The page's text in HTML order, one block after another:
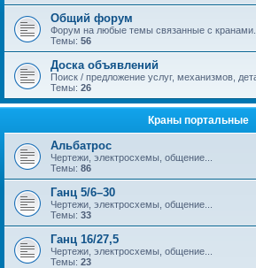
Общий форум
Форум на любые темы связанные с кранами.
Темы: 56
Доска объявлений
Поиск / предложение услуг, механизмов,
Темы: 26
Краны портальные
Альбатрос
Чертежи, электросхемы, общение...
Темы: 86
Ганц 5/6–30
Чертежи, электросхемы, общение...
Темы: 33
Ганц 16/27,5
Чертежи, электросхемы, общение...
Темы: 23